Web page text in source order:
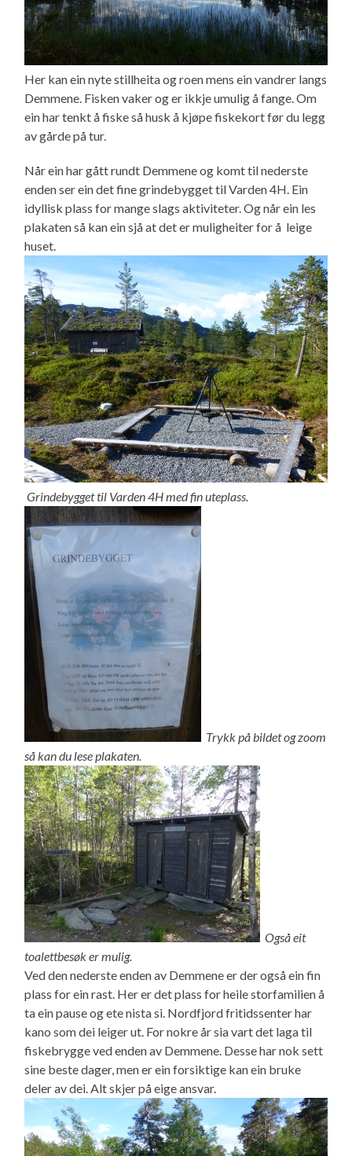
Her kan ein nyte stillheita og roen mens ein vandrer langs
Demmene. Fisken vaker og er ikkje umulig å fange. Om
ein har tenkt å fiske så husk å kjøpe fiskekort før du legg
av gårde på tur.
Når ein har gått rundt Demmene og komt til nederste
enden ser ein det fine grindebygget til Varden 4H. Ein
idyllisk plass for mange slags aktiviteter. Og når ein les
plakaten så kan ein sjå at det er muligheiter for å leige
huset.
Grindebygget til Varden 4H med fin uteplass.
Trykk på bildet og zoom
så kan du lese plakaten.
Også eit
toalettbesøk er mulig.
Ved den nederste enden av Demmene er der også ein fin
plass for ein rast. Her er det plass for heile storfamilien å
ta ein pause og ete nista si. Nordfjord fritidssenter har
kano som dei leiger ut. For nokre år sia vart det laga til
fiskebrygge ved enden av Demmene. Desse har nok sett
sine beste dager, men er ein forsiktige kan ein bruke
deler av dei. Alt skjer på eige ansvar.